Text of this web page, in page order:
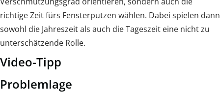
richtige Zeit fürs Fensterputzen wählen. Dabei spielen dann
sowohl die Jahreszeit als auch die Tageszeit eine nicht zu
unterschätzende Rolle.
Video-Tipp
Problemlage